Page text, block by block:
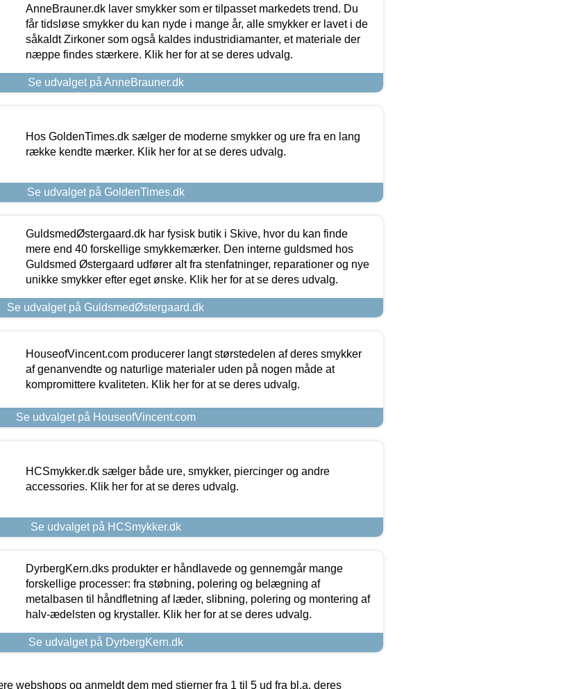
AnneBrauner.dk laver smykker som er tilpasset markedets trend. Du
får tidsløse smykker du kan nyde i mange år, alle smykker er lavet i de
såkaldt Zirkoner som også kaldes industridiamanter, et materiale der
næppe findes stærkere. Klik her for at se deres udvalg.
Se udvalget på AnneBrauner.dk
Hos GoldenTimes.dk sælger de moderne smykker og ure fra en lang
række kendte mærker. Klik her for at se deres udvalg.
Se udvalget på GoldenTimes.dk
GuldsmedØstergaard.dk har fysisk butik i Skive, hvor du kan finde
mere end 40 forskellige smykkemærker. Den interne guldsmed hos
Guldsmed Østergaard udfører alt fra stenfatninger, reparationer og nye
unikke smykker efter eget ønske. Klik her for at se deres udvalg.
Se udvalget på GuldsmedØstergaard.dk
HouseofVincent.com producerer langt størstedelen af deres smykker
af genanvendte og naturlige materialer uden på nogen måde at
kompromittere kvaliteten. Klik her for at se deres udvalg.
Se udvalget på HouseofVincent.com
HCSmykker.dk sælger både ure, smykker, piercinger og andre
accessories. Klik her for at se deres udvalg.
Se udvalget på HCSmykker.dk
DyrbergKern.dks produkter er håndlavede og gennemgår mange
forskellige processer: fra støbning, polering og belægning af
metalbasen til håndfletning af læder, slibning, polering og montering af
halv-ædelsten og krystaller. Klik her for at se deres udvalg.
Se udvalget på DyrbergKern.dk
webshops og anmeldt dem med stjerner fra 1 til 5 ud fra bl.a. deres